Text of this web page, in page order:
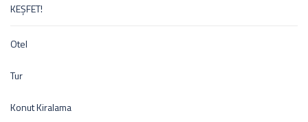
KEŞFET!
Otel
Tur
Konut Kiralama